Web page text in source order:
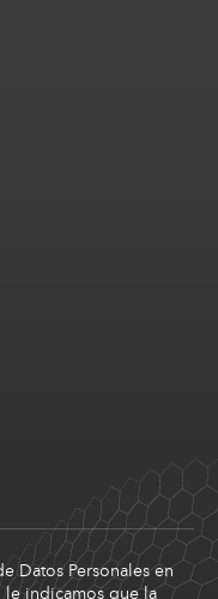
Datos Personales en
le indicamos que la